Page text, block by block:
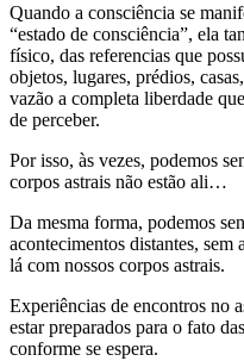
Quando a consciência se
“estado de consciência”, ela
físico, das referencias que
objetos, lugares, prédios,
vazão a completa liberdade
de perceber.
Por isso, às vezes, podemos
corpos astrais não estão ali…
Da mesma forma, podemos
acontecimentos distantes, sem
lá com nossos corpos astrais.
Experiências de encontros no
estar preparados para o fato
conforme se espera.